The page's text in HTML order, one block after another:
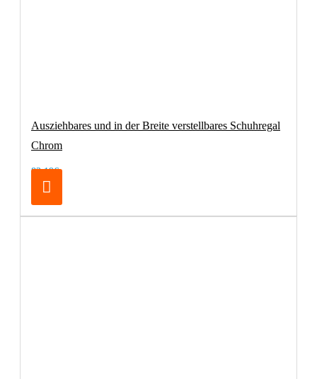
Ausziehbares und in der Breite verstellbares Schuhregal
Chrom
83,19€